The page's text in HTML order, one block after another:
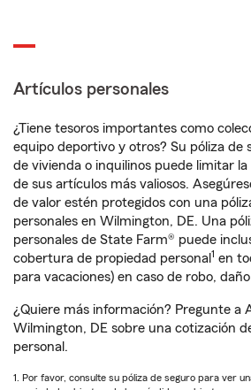
Artículos personales
¿Tiene tesoros importantes como
equipo deportivo y otros? Su póliza de
de vivienda o inquilinos puede limitar
de sus artículos más valiosos.
de valor estén protegidos con una
personales en Wilmington, DE. Una
personales de State Farm® puede
cobertura de propiedad personal 1 en
para vacaciones) en caso de robo,
¿Quiere más información? Pregunte a
Wilmington, DE sobre una cotización
personal.
1. Por favor, consulte su póliza de seguro para ver